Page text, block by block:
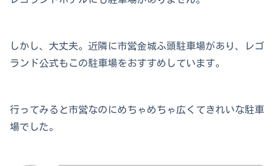
しかし、大丈夫。近隣に市営金城ふ頭駐車場があり、レゴ
ランド公式もこの駐車場をおすすめしています。
行ってみると市営なのにめちゃめちゃ広くてきれいな駐車
場でした。